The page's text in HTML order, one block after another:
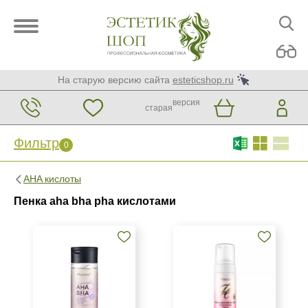
На старую версию сайта esteticshop.ru
старая
версия
Фильтр 0
AHA кислоты
Пенка aha bha pha кислотами
Фильтр 0
Kosmoteros Professionnel (Paris)